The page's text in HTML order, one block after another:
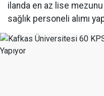
ilanda en az lise
sağlık personeli alımı